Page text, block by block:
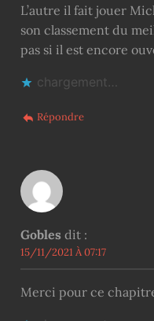
L’autre il fait jouer
son classement du
pas si il est encore
chargement…
Répondre
Gobles dit :
15/11/2021 À 07:17
Merci pour ce